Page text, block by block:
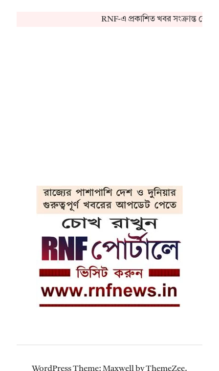
RNF-এ প্রকাশিত খবর সংক্রান্ত
WordPress Theme: Maxwell by ThemeZee.